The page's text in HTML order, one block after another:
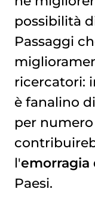
possibilità
Passaggi
ricercatori:
è fanalino
per
l'emorragia
Paesi.